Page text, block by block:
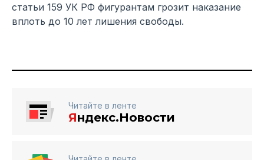
статьи 159 УК РФ фигурантам грозит наказание
вплоть до 10 лет лишения свободы.
Читайте в ленте
Яндекс.Новости